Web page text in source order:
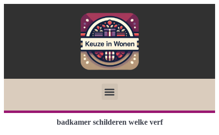
badkamer schilderen welke verf